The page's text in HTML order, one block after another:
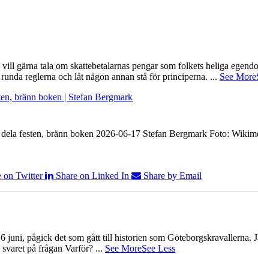
gärna tala om skattebetalarnas pengar som folkets heliga
reglerna och låt någon annan stå för principerna. ... See More
bränn boken | Stefan Bergmark
festen, bränn boken 2026-06-17 Stefan Bergmark Foto:
on Twitter Share on Linked In Share by Email
juni, pågick det som gått till historien som Göteborgskravallerna.
på frågan Varför? ... See MoreSee Less